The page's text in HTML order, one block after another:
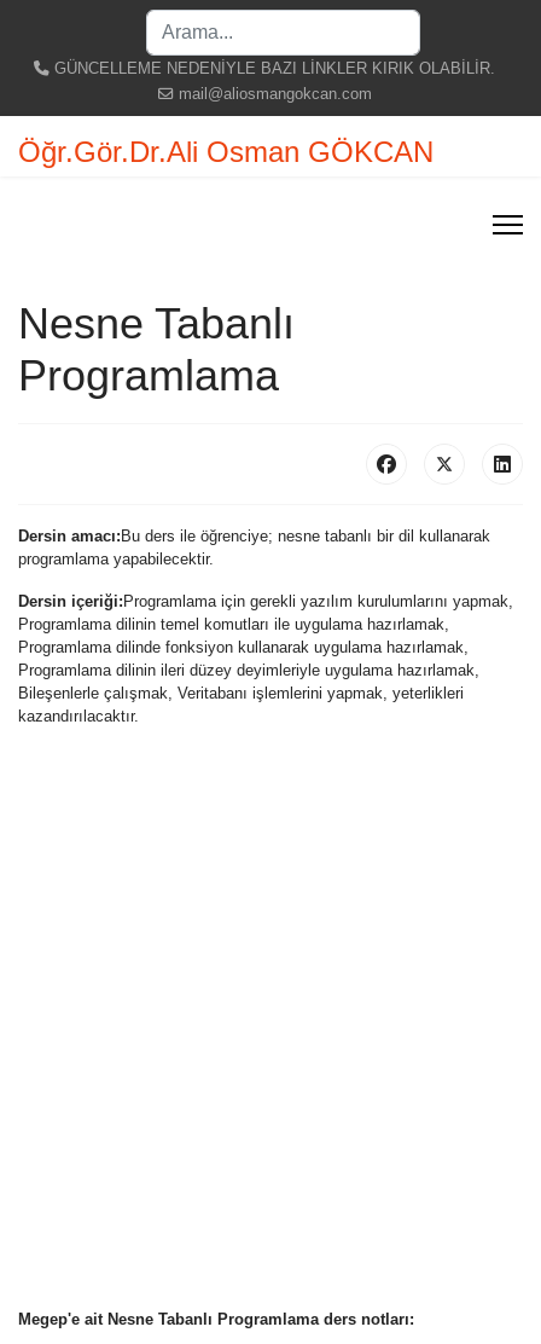
GÜNCELLEME NEDENİYLE BAZI LİNKLER KIRIK OLABİLİR.
mail@aliosmangokcan.com
Öğr.Gör.Dr.Ali Osman GÖKCAN
Nesne Tabanlı
Programlama
Dersin amacı: Bu ders ile öğrenciye; nesne tabanlı bir dil kullanarak
programlama yapabilecektir.
Dersin içeriği: Programlama için gerekli yazılım kurulumlarını yapmak,
Programlama dilinin temel komutları ile uygulama hazırlamak,
Programlama dilinde fonksiyon kullanarak uygulama hazırlamak,
Programlama dilinin ileri düzey deyimleriyle uygulama hazırlamak,
Bileşenlerle çalışmak, Veritabanı işlemlerini yapmak, yeterlikleri
kazandırılacaktır.
Megep'e ait Nesne Tabanlı Programlama ders notları: